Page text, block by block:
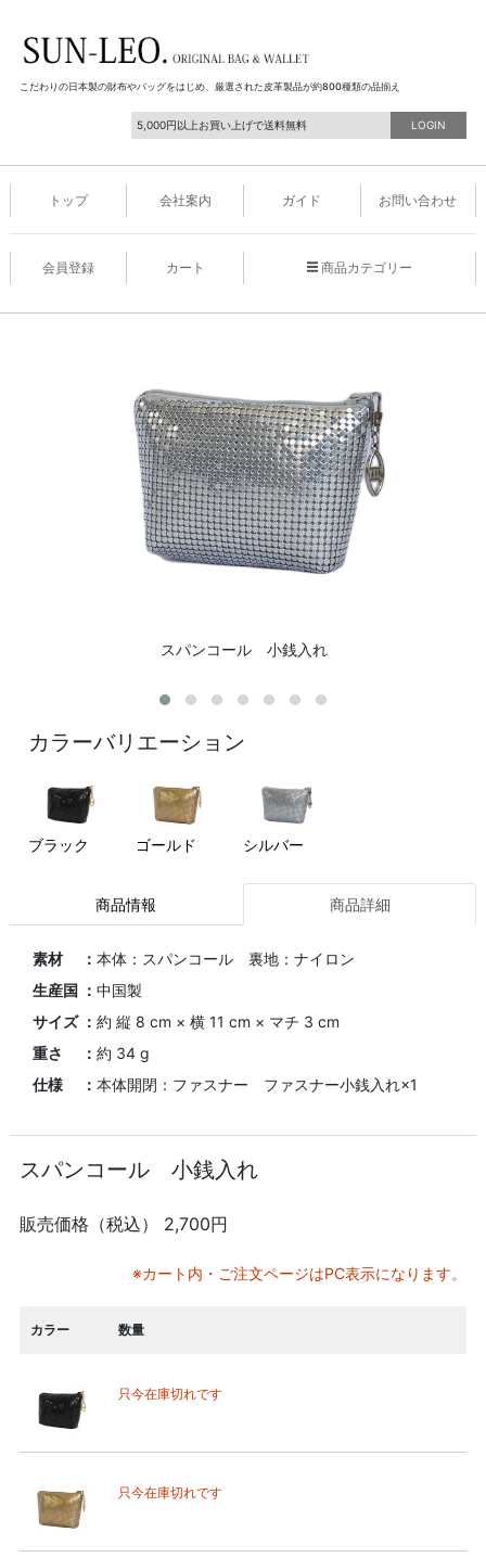
こだわりの日本製の財布やバッグをはじめ、厳選された皮革製品が約800種類の品揃え
5,000円以上お買い上げで送料無料 LOGIN
トップ 会社案内 ガイド お問い合わせ
会員登録 カート 商品カテゴリー
スパンコール 小銭入れ
カラーバリエーション
ブラック ゴールド シルバー
商品情報 商品詳細
素材 ：本体：スパンコール 裏地：ナイロン
生産国 ：中国製
サイズ ：約 縦 8 cm × 横 11 cm × マチ 3 cm
重さ ：約 34 g
仕様 ：本体開閉：ファスナー ファスナー小銭入れ×1
スパンコール 小銭入れ
販売価格（税込） 2,700円
※カート内・ご注文ページはPC表示になります。
カラー 数量
只今在庫切れです
只今在庫切れです